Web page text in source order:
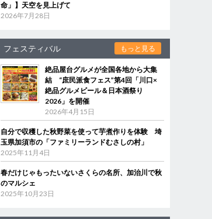
命」】天空を見上げて
2026年7月28日
フェスティバル もっと見る
絶品屋台グルメが全国各地から大集
結 “庶民派食フェス”第4回「川口×
絶品グルメビール＆日本酒祭り
2026」を開催
2026年4月15日
自分で収穫した秋野菜を使って芋煮作りを体験 埼
玉県加須市の「ファミリーランドむさしの村」
2025年11月4日
春だけじゃもったいないさくらの名所、加治川で秋
のマルシェ
2025年10月23日